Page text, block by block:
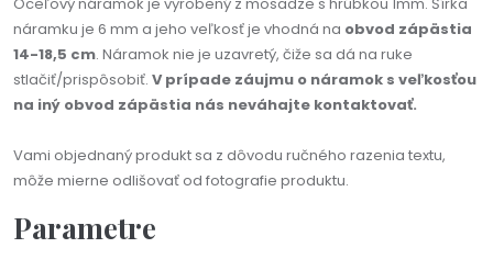
náramku je 6 mm a jeho veľkosť je vhodná na obvod zápästia
14-18,5 cm. Náramok nie je uzavretý, čiže sa dá na ruke
stlačiť/prispôsobiť. V prípade záujmu o náramok s veľkosťou
na iný obvod zápästia nás neváhajte kontaktovať.
Vami objednaný produkt sa z dôvodu ručného razenia textu,
môže mierne odlišovať od fotografie produktu.
Parametre